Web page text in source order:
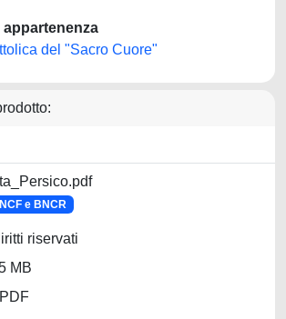
del "Sacro Cuore"
e BNCR
riservati
MB